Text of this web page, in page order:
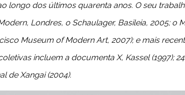
longo dos últimos quarenta anos. O seu
Londres, o Schaulager, Basileia, 2005;
Museum of Modern Art, 2007); e mais
incluem a documenta X, Kassel (1997);
de Xangai (2004).